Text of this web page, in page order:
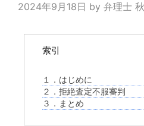
2024年9月18日 by 弁理士
索引
１．はじめに
２．拒絶査定不服審判
３．まとめ